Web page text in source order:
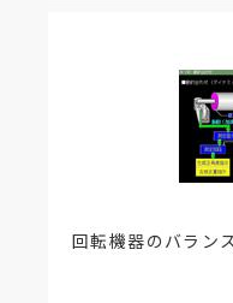
回転機器のバラン